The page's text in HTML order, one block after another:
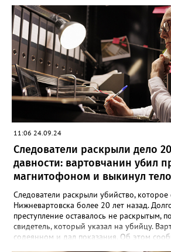
своим знакомым в тамбуре жилого дома.
и югорчанин совершил убийство
потерпевшему 64 удара по различным
стали причиной смерти. Во время
югорчанин признал свою вину, но от
отказался.
11:06 24.09.24
Следователи раскрыли дело
давности: вартовчанин убил
магнитофоном и выкинул
Следователи раскрыли убийство,
Нижневартовска более 20 лет назад.
преступление оставалось не раскрытым,
свидетель, который указал на убийцу.
содеянном и дал показания. Об этом